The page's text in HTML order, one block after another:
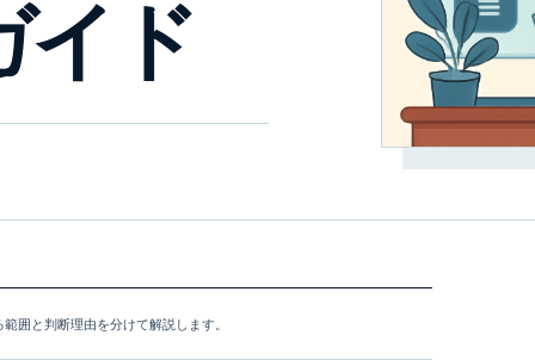
イド
囲と判断理由を分けて解説します。